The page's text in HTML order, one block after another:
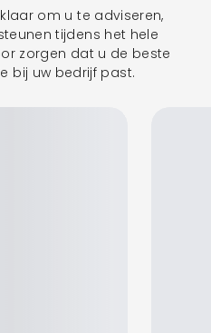
om u te adviseren,
tijdens het hele
zorgen dat u de beste
bij uw bedrijf past.